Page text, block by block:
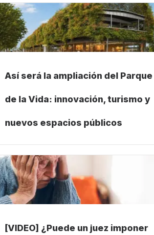
Así será la ampliación del Parque
de la Vida: innovación, turismo y
nuevos espacios públicos
[VIDEO] ¿Puede un juez imponer